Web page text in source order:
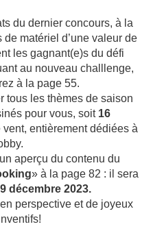
du dernier concours, à la
matériel d’une valeur de
les gagnant(e)s du défi
au nouveau challlenge,
à la page 55.
tous les thèmes de saison
pour vous, soit 16
entièrement dédiées à
aperçu du contenu du
» à la page 82 : il sera
décembre 2023.
perspective et de joyeux